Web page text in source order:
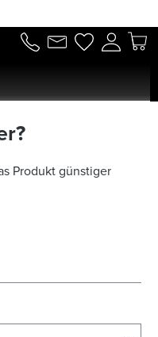
Produkt günstiger